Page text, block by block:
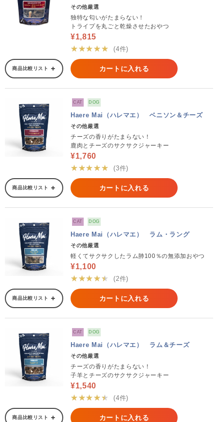
その他厳選
独特な匂いがたまらない！
トライプを丸ごと乾燥させたおやつ
¥1,815
★★★★★
(4件)
商品比較リスト カートに入れる
CAT DOG
Haere Mai（ハレマエ） ベニソン＆チーズ
その他厳選
チーズの香りがたまらない！
鹿肉とチーズのサクサクジャーキー
¥1,760
★★★★★
(3件)
商品比較リスト カートに入れる
CAT DOG
Haere Mai（ハレマエ） ラム・ラング
その他厳選
軽くてサクサクしたラム肺100％の無添加おやつ
¥1,100
★★★★★
(2件)
商品比較リスト カートに入れる
CAT DOG
Haere Mai（ハレマエ） ラム＆チーズ
その他厳選
チーズの香りがたまらない！
子羊とチーズのサクサクジャーキー
¥1,540
★★★★★
(4件)
商品比較リスト カートに入れる